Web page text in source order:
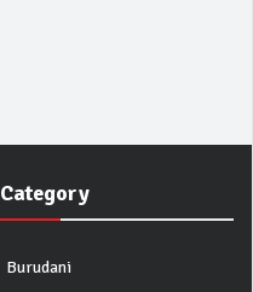
Category
Burudani